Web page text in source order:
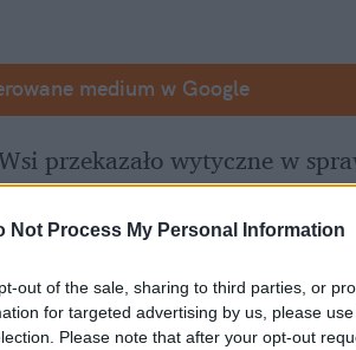
Not Process My Personal Information
out of the sale, sharing to third parties, or
for targeted advertising by us, please
Please note that after your opt-out
medium w Google
przekazało wytyczne w
.